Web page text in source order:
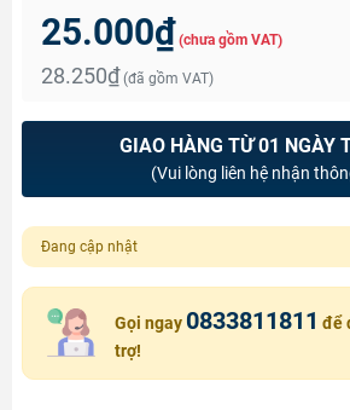
25.000₫ (chưa gồm VAT)
28.250₫ (đã gồm VAT)
GIAO HÀNG TỪ 01 NGÀY
(Vui lòng liên hệ nhận
Đang cập nhật
Gọi ngay 0833811811 để
trợ!